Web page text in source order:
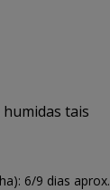
humidas tais
6/9 dias aprox.